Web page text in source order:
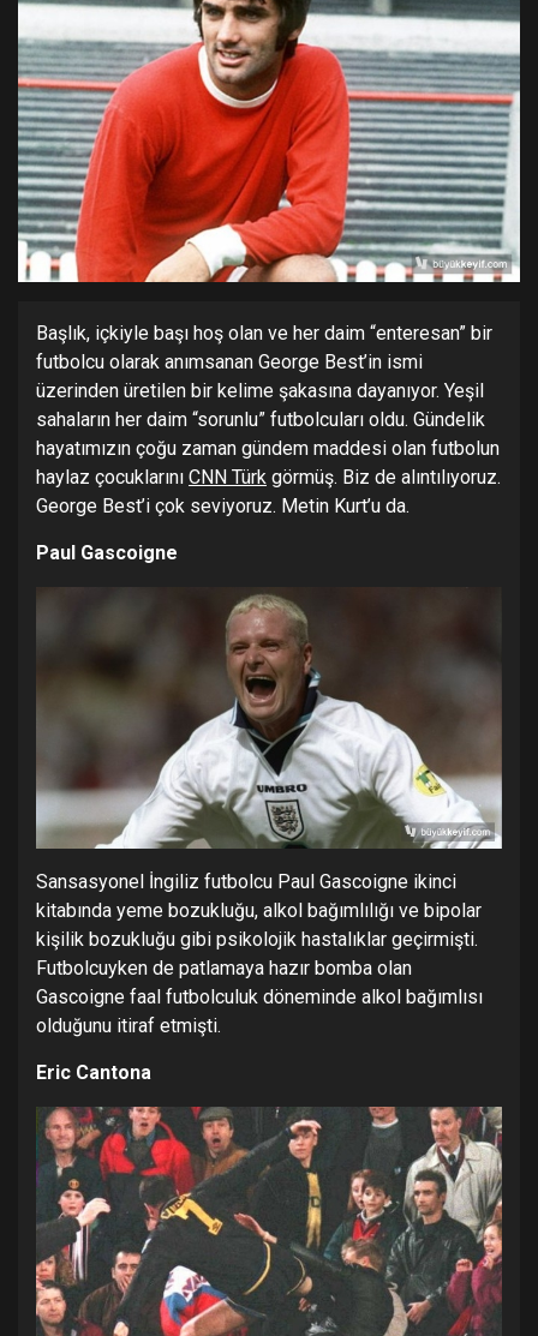
Başlık, içkiyle başı hoş olan ve her daim “enteresan” bir
futbolcu olarak anımsanan George Best’in ismi
üzerinden üretilen bir kelime şakasına dayanıyor. Yeşil
sahaların her daim “sorunlu” futbolcuları oldu. Gündelik
hayatımızın çoğu zaman gündem maddesi olan futbolun
haylaz çocuklarını CNN Türk görmüş. Biz de alıntılıyoruz.
George Best’i çok seviyoruz. Metin Kurt’u da.
Paul Gascoigne
Sansasyonel İngiliz futbolcu Paul Gascoigne ikinci
kitabında yeme bozukluğu, alkol bağımlılığı ve bipolar
kişilik bozukluğu gibi psikolojik hastalıklar geçirmişti.
Futbolcuyken de patlamaya hazır bomba olan
Gascoigne faal futbolculuk döneminde alkol bağımlısı
olduğunu itiraf etmişti.
Eric Cantona